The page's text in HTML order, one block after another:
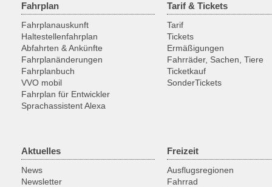
Fahrplan
Fahrplanauskunft
Haltestellenfahrplan
Abfahrten & Ankünfte
Fahrplanänderungen
Fahrplanbuch
VVO mobil
Fahrplan für Entwickler
Sprachassistent Alexa
Tarif & Tickets
Tarif
Tickets
Ermäßigungen
Fahrräder, Sachen, Tiere
Ticketkauf
SonderTickets
Aktuelles
News
Newsletter
Freizeit
Ausflugsregionen
Fahrrad